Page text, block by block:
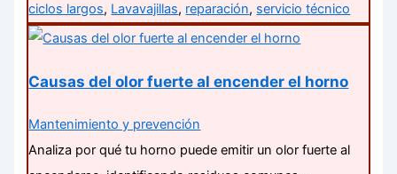
ciclos largos, Lavavajillas, reparación, servicio técnico
Causas del olor fuerte al encender el horno
Mantenimiento y prevención
Analiza por qué tu horno puede emitir un olor fuerte al